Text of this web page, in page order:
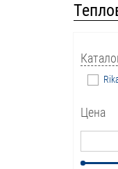
Цена